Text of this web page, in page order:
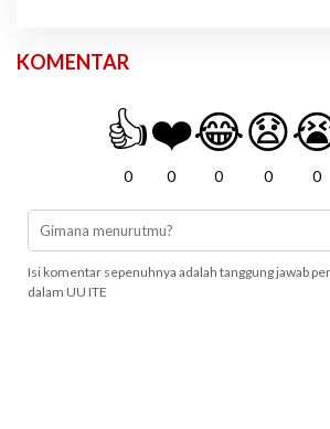
KOMENTAR
👍
0
❤️
0
😂
0
😧
0 0
Isi komentar sepenuhnya adalah tanggung jawab
dalam UU ITE